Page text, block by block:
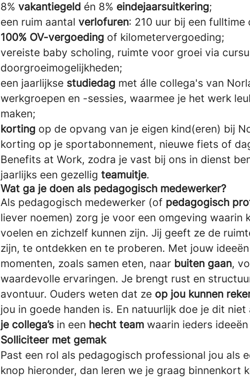
8% vakantiegeld én 8% eindejaarsuitkering;
een ruim aantal verlofuren: 210 uur bij een fulltime
100% OV-vergoeding of kilometervergoeding;
vereiste baby scholing, ruimte voor groei via
doorgroeimogelijkheden;
een jaarlijkse studiedag met álle collega's van
werkgroepen en -sessies, waarmee je het werk
maken;
korting op de opvang van je eigen kind(eren) bij
korting op je sportabonnement, nieuwe fiets of
Benefits at Work, zodra je vast bij ons in dienst
jaarlijks een gezellig teamuitje.
Wat ga je doen als pedagogisch medewerker?
Als pedagogisch medewerker (of pedagogisch
liever noemen) zorg je voor een omgeving waarin
voelen en zichzelf kunnen zijn. Jij geeft ze de
zijn, te ontdekken en te proberen. Met jouw
momenten, zoals samen eten, naar buiten gaan,
waardevolle ervaringen. Je brengt rust en
avontuur. Ouders weten dat ze op jou kunnen
jou in goede handen is. En natuurlijk doe je dit niet
je collega’s in een hecht team waarin ieders
Solliciteer met gemak
Past een rol als pedagogisch professional jou als
knop hieronder, dan leren we je graag binnenkort